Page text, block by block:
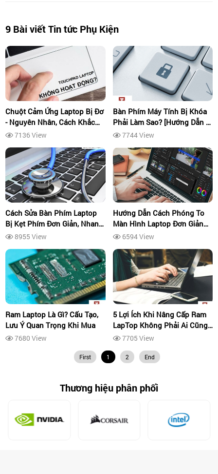
9 Bài viết Tin tức Phụ Kiện
Chuột Cảm Ứng Laptop Bị Đơ
- Nguyên Nhân, Cách Khắc
Phục Nhanh
7136 View
Bàn Phím Máy Tính Bị Khóa
Phải Làm Sao? [Hướng Dẫn A-
Z]7744 View
Cách Sửa Bàn Phím Laptop
Bị Kẹt Phím Đơn Giản, Nhanh
Nhất8955 View
Hướng Dẫn Cách Phóng To
Màn Hình Laptop Đơn Giản
Nhất6594 View
Ram Laptop Là Gì? Cấu Tạo,
Lưu Ý Quan Trọng Khi Mua
7680 View
5 Lợi Ích Khi Nâng Cấp Ram
LapTop Không Phải Ai Cũng
Biết7705 View
First 1 2 End
Thương hiệu phân phối